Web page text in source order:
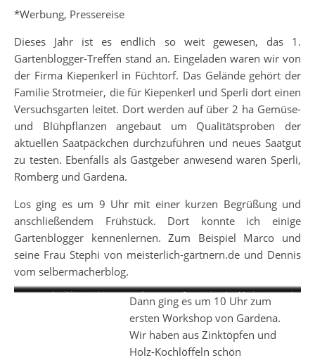
*Werbung, Pressereise
Dieses Jahr ist es endlich so weit gewesen, das 1.
Gartenblogger-Treffen stand an. Eingeladen waren wir von
der Firma Kiepenkerl in Füchtorf. Das Gelände gehört der
Familie Strotmeier, die für Kiepenkerl und Sperli dort einen
Versuchsgarten leitet. Dort werden auf über 2 ha Gemüse-
und Blühpflanzen angebaut um Qualitätsproben der
aktuellen Saatpäckchen durchzuführen und neues Saatgut
zu testen. Ebenfalls als Gastgeber anwesend waren Sperli,
Romberg und Gardena.
Los ging es um 9 Uhr mit einer kurzen Begrüßung und
anschließendem Frühstück. Dort konnte ich einige
Gartenblogger kennenlernen. Zum Beispiel Marco und
seine Frau Stephi von meisterlich-gärtnern.de und Dennis
vom selbermacherblog.
Der Versuchsgarten von
Ein liebevoll gestalteter
Versuchsgarten.
Mit unzähligen Blumen und
Unter anderem wachsem im
Garten Birnen und Äpfel.
Der Holzschuppen im Versuchsgarten für Kiepenkerl hatte so viel
Charme!
Dann ging es um 10 Uhr zum
ersten Workshop von Gardena.
Wir haben aus Zinktöpfen und
Holz-Kochlöffeln schön